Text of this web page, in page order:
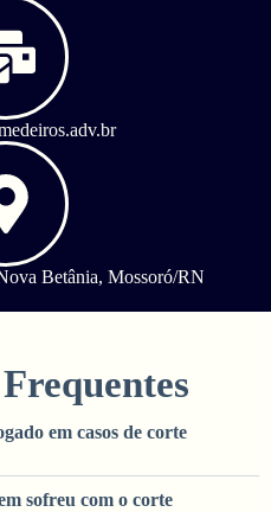
Betânia, Mossoró/RN
em casos de corte
sofreu com o corte